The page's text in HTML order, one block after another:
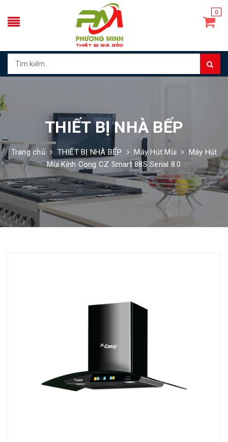
0
THIẾT BỊ NHÀ BẾP
Trang chủ THIẾT BỊ NHÀ BẾP Máy Hút Mùi
Máy Hút
Mùi Kính Cong CZ Smart 88S Serial 8.0